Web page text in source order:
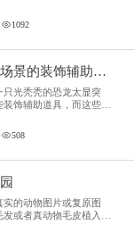
异体，外形略有差异。
1092
为你推荐用来打造恐龙场景的装饰辅助道具
光秃秃的恐龙太显突
饰辅助道具，而这些道
震撼的。今天我们公司
具。
508
的动物图片或复原图
或者真动物毛皮植入皮